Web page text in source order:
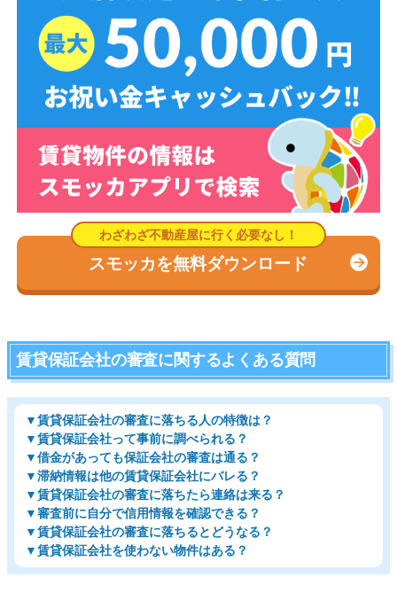
スモッカを無料ダウンロード
賃貸保証会社の審査に関するよくある質問
▼賃貸保証会社の審査に落ちる人の特徴は？
▼賃貸保証会社って事前に調べられる？
▼借金があっても保証会社の審査は通る？
▼滞納情報は他の賃貸保証会社にバレる？
▼賃貸保証会社の審査に落ちたら連絡は来る？
▼審査前に自分で信用情報を確認できる？
▼賃貸保証会社の審査に落ちるとどうなる？
▼賃貸保証会社を使わない物件はある？